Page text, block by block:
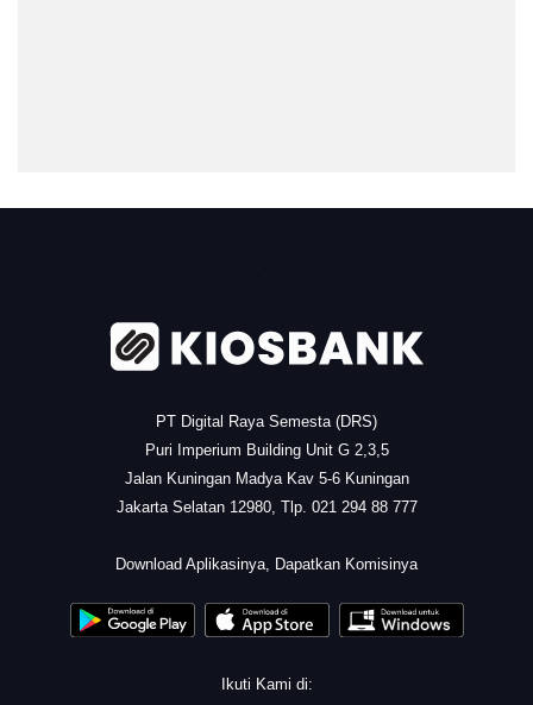
PT Digital Raya Semesta (DRS)
Puri Imperium Building Unit G 2,3,5
Jalan Kuningan Madya Kav 5-6 Kuningan
Jakarta Selatan 12980, Tlp. 021 294 88 777
Download Aplikasinya, Dapatkan Komisinya
Ikuti Kami di: